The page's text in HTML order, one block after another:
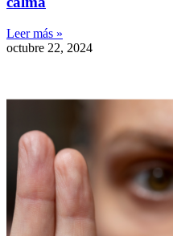
Leer más »
octubre 22, 2024